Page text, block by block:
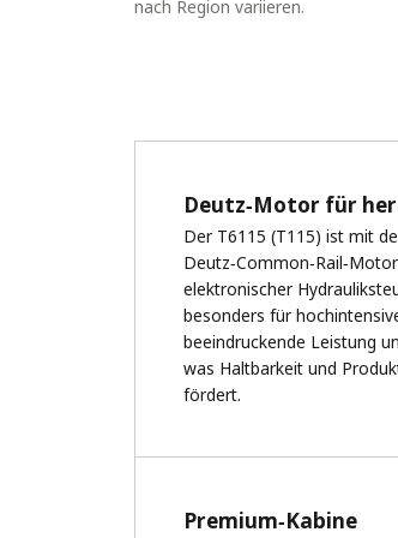
nach Region variieren.
Deutz‑Motor für
Der T6115 (T115) ist mit
elektronischer
besonders für
beeindruckende Leistung
was Haltbarkeit und
fördert.
Premium‑Kabine